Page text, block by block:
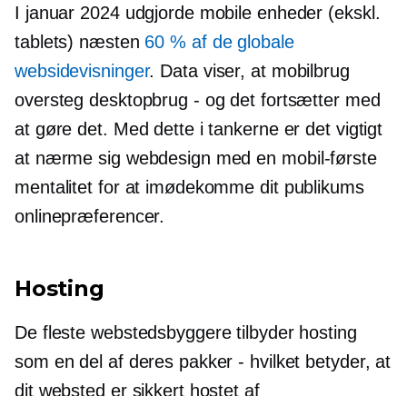
I januar 2024 udgjorde mobile enheder (ekskl.
tablets) næsten 60 % af de globale
websidevisninger. Data viser, at mobilbrug
oversteg desktopbrug - og det fortsætter med
at gøre det. Med dette i tankerne er det vigtigt
at nærme sig webdesign med en mobil-første
mentalitet for at imødekomme dit publikums
onlinepræferencer.
Hosting
De fleste webstedsbyggere tilbyder hosting
som en del af deres pakker - hvilket betyder, at
dit websted er sikkert hostet af